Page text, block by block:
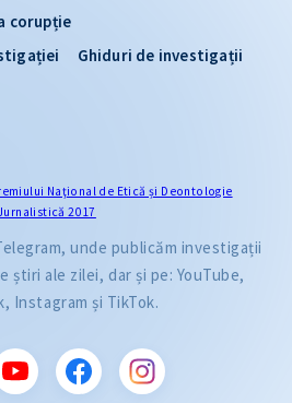
corupție
Ghiduri de investigații
Naţional de Etică și Deontologie
2017
unde publicăm investigații
știri ale zilei, dar și pe: YouTube,
Instagram și TikTok.